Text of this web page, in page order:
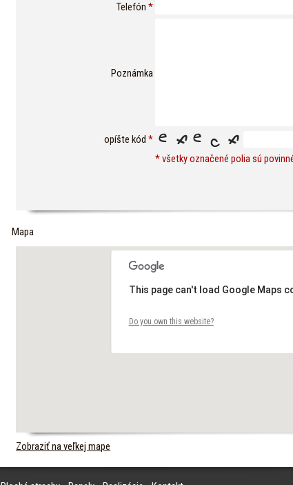
Telefón *
Poznámka
opíšte kód *
* všetky označené polia sú
Mapa
This page can't load Google Maps
Do you own this website?
Zobraziť na veľkej mape